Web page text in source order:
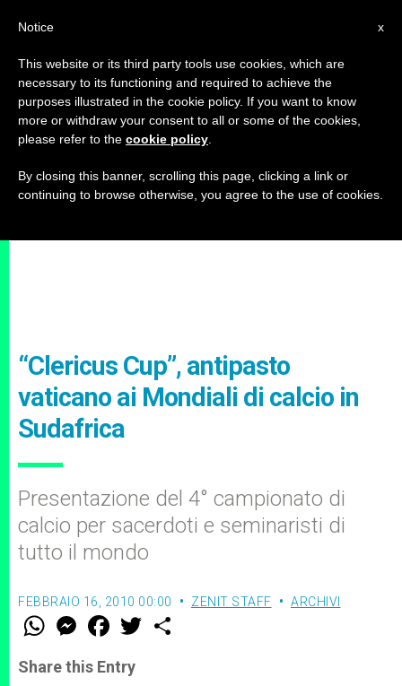
“Clericus Cup”, antipasto
vaticano ai Mondiali di calcio in
Sudafrica
Presentazione del 4° campionato di
calcio per sacerdoti e seminaristi di
tutto il mondo
FEBBRAIO 16, 2010 00:00 ZENIT STAFF ARCHIVI
W
t
s
M
e
s
e
F
a
e
b
w
Share this Entry
x
Notice
This website or its third party tools use cookies, which are
necessary to its functioning and required to achieve the
purposes illustrated in the cookie policy. If you want to know
more or withdraw your consent to all or some of the cookies,
please refer to the cookie policy
By closing this banner, scrolling this page, clicking a link or
continuing to browse otherwise, you agree to the use of cookies.